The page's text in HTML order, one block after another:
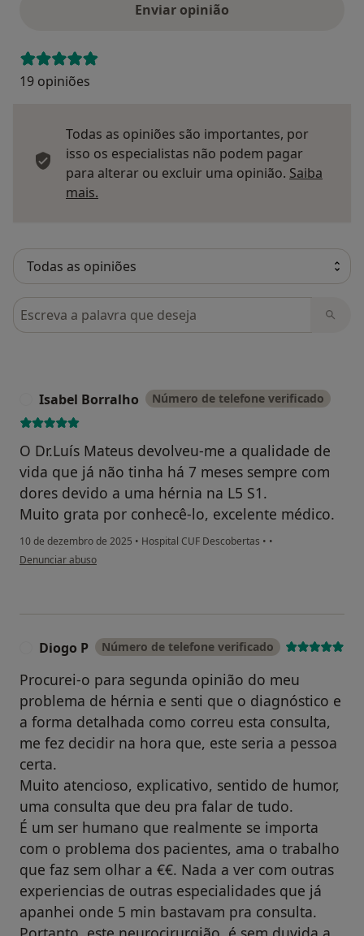
Enviar opinião
19 opiniões
Todas as opiniões são importantes, por
isso os especialistas não podem pagar
para alterar ou excluir uma opinião. Saiba
mais.
Pesquisar em opiniões
Isabel Borralho Número de telefone verificado
O Dr.Luís Mateus devolveu-me a qualidade de
vida que já não tinha há 7 meses sempre com
dores devido a uma hérnia na L5 S1.
Muito grata por conhecê-lo, excelente médico.
10 de dezembro de 2025 • Hospital CUF Descobertas • •
na opinião do utilizador Isabel Borralho
Denunciar abuso
Diogo P Número de telefone verificado
Procurei-o para segunda opinião do meu
problema de hérnia e senti que o diagnóstico e
a forma detalhada como correu esta consulta,
me fez decidir na hora que, este seria a pessoa
certa.
Muito atencioso, explicativo, sentido de humor,
uma consulta que deu pra falar de tudo.
É um ser humano que realmente se importa
com o problema dos pacientes, ama o trabalho
que faz sem olhar a €€. Nada a ver com outras
experiencias de outras especialidades que já
apanhei onde 5 min bastavam pra consulta.